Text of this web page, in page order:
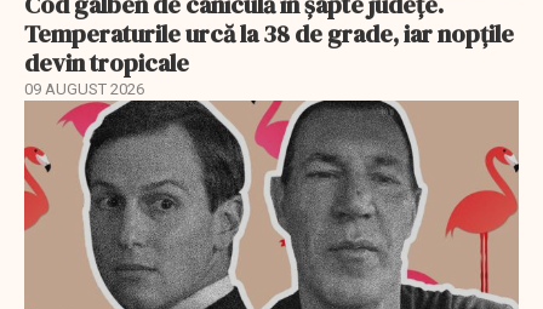
Temperaturile urcă la 38 de grade, iar nopțile
devin tropicale
09 AUGUST 2026